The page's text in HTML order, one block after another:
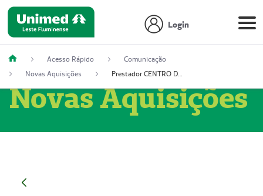
Login
Acesso Rápido
Comunicação
Novas Aquisições
Prestador CENTRO DE ONCOLOGIA
Novas Aquisições